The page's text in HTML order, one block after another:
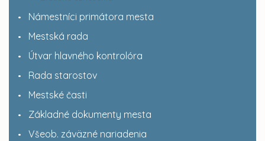
Námestníci primátora mesta
Mestská rada
Útvar hlavného kontrolóra
Rada starostov
Mestské časti
Základné dokumenty mesta
Všeob. záväzné nariadenia